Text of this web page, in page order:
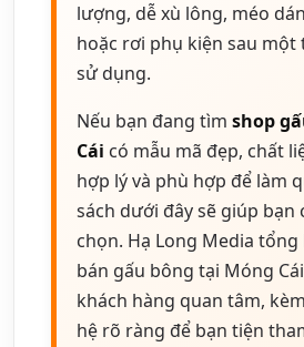
lượng, dễ xù lông, méo
hoặc rơi phụ kiện sau một
sử dụng.
Nếu bạn đang tìm shop
Cái có mẫu mã đẹp, chất
hợp lý và phù hợp để làm
sách dưới đây sẽ giúp bạn
chọn. Hạ Long Media
bán gấu bông tại Móng
khách hàng quan tâm,
hệ rõ ràng để bạn tiện